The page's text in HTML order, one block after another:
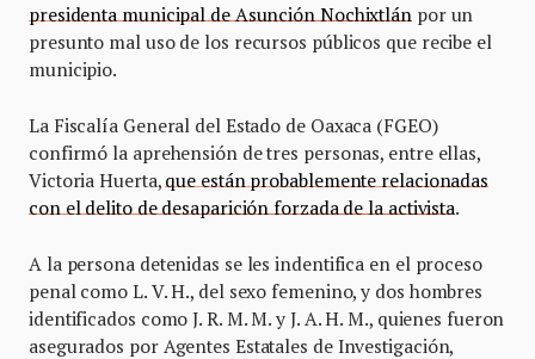
presidenta municipal de Asunción Nochixtlán por un
presunto mal uso de los recursos públicos que recibe el
municipio.
La Fiscalía General del Estado de Oaxaca (FGEO)
confirmó la aprehensión de tres personas, entre ellas,
Victoria Huerta, que están probablemente relacionadas
con el delito de desaparición forzada de la activista.
A la persona detenidas se les indentifica en el proceso
penal como L. V. H., del sexo femenino, y dos hombres
identificados como J. R. M. M. y J. A. H. M., quienes fueron
asegurados por Agentes Estatales de Investigación,